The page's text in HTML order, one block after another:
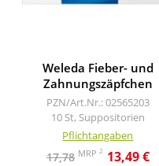
Weleda Fieber- und
Zahnungszäpfchen
PZN/Art.Nr.: 02565203
10 St, Suppositorien
Pflichtangaben
17,78 MRP 2 13,49 €